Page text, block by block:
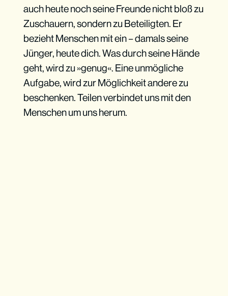
auch heute noch seine Freunde nicht bloß zu
Zuschauern, sondern zu Beteiligten. Er
bezieht Menschen mit ein – damals seine
Jünger, heute dich. Was durch seine Hände
geht, wird zu »genug«. Eine unmögliche
Aufgabe, wird zur Möglichkeit andere zu
beschenken. Teilen verbindet uns mit den
Menschen um uns herum.